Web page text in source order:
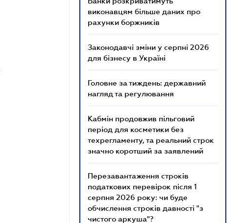
виконавцям більше даних про
рахунки боржників
Законодавчі зміни у серпні 2026
для бізнесу в Україні
Головне за тиждень: державний
нагляд та регулювання
Кабмін продовжив пільговий
період для косметики без
техрегламенту, та реальний строк
значно коротший за заявлений
Перезавантаження строків
податкових перевірок після 1
серпня 2026 року: чи буде
обчислення строків давності "з
чистого аркуша"?